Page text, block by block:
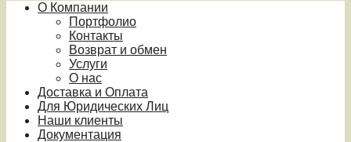
О Компании
Портфолио
Контакты
Возврат и обмен
Услуги
О нас
Доставка и Оплата
Для Юридических Лиц
Наши клиенты
Документация